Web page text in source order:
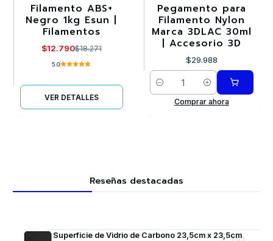
-30%
Agotado
Filamento ABS+
Negro 1kg Esun |
Filamentos
$12.790$18.271
5.0
VER DETALLES
Pegamento para
Filamento Nylon
Marca 3DLAC 30ml
| Accesorio 3D
$29.988
Cantidad
Comprar ahora
Reseñas destacadas
Superficie de Vidrio de Carbono 23,5cm x 23,5cm